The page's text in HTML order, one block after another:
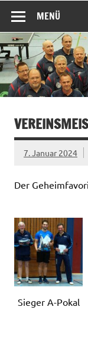
MENÜ
7. Januar 2024
Der
Sieger A-Pokal